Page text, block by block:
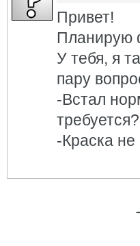
Привет!
Планирую
У тебя, я
пару
-Встал
требуется?
-Краска